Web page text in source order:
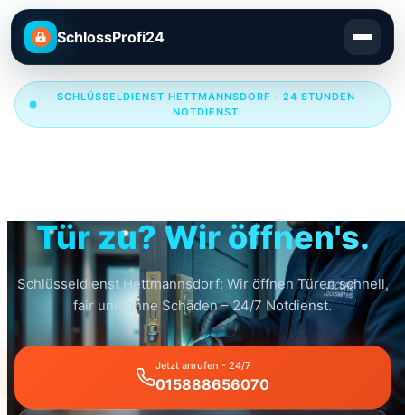
SchlossProfi24
SCHLÜSSELDIENST HETTMANNSDORF - 24 STUNDEN
NOTDIENST
Tür zu? Wir öffnen's.
Schlüsseldienst Hettmannsdorf: Wir öffnen Türen schnell,
fair und ohne Schäden – 24/7 Notdienst.
Jetzt anrufen - 24/7
015888656070